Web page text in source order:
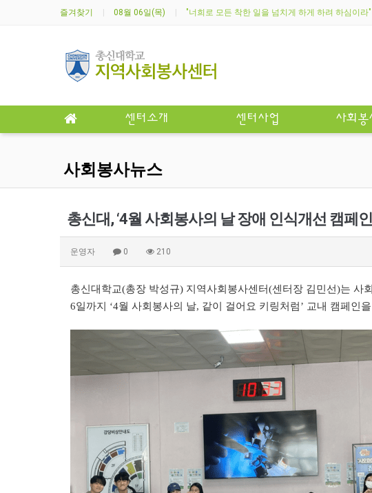
즐겨찾기 08월 06일(목) "너희로 모든 착한 일을 넘치게 하게 하려 하심이라
센터소개 센터사업 사회봉
사회봉사뉴스
총신대, ‘4월 사회봉사의 날 장애 인식개선 캠페
운영자 0 210
총신대학교(총장 박성규) 지역사회봉사센터(센터장 김민선)는 사
6일까지 ‘4월 사회봉사의 날, 같이 걸어요 키링처럼’ 교내 캠페인